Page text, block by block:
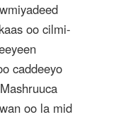
oo cilmi-
caddeeyo
oo la mid